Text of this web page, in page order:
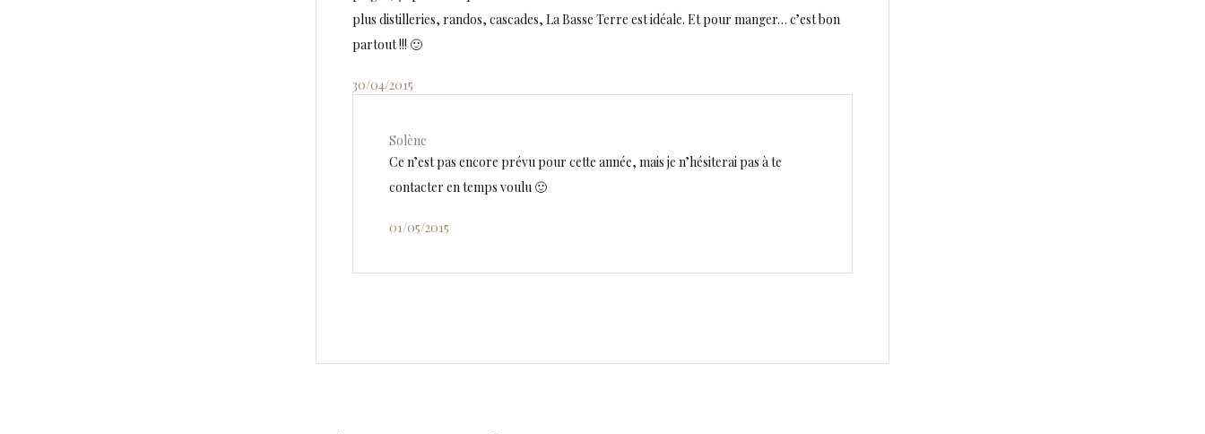
plus distilleries, randos, cascades, La Basse Terre est idéale. Et pour manger… c’est bon
partout !!! 🙂
30/04/2015
Solène
Ce n’est pas encore prévu pour cette année, mais je n’hésiterai pas à te
contacter en temps voulu 🙂
01/05/2015